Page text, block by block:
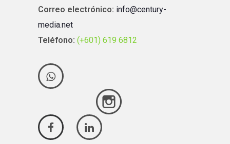
Correo electrónico: info@century-
media.net
Teléfono: (+601) 619 6812